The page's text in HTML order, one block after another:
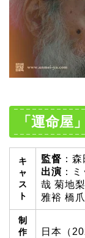
「運命屋
キ
ャ
ス
ト
監督 ：
出演 ：
哉 菊地
雅裕 橋
制
作
日本（